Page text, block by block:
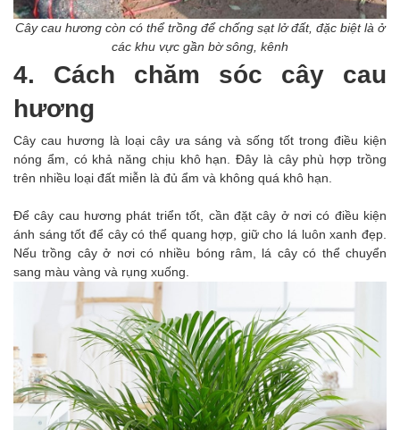
Cây cau hương còn có thể trồng để chống sạt lở đất, đặc biệt là ở
các khu vực gần bờ sông, kênh
4. Cách chăm sóc cây cau
hương
Cây cau hương là loại cây ưa sáng và sống tốt trong điều kiện
nóng ẩm, có khả năng chịu khô hạn. Đây là cây phù hợp trồng
trên nhiều loại đất miễn là đủ ẩm và không quá khô hạn.
Để cây cau hương phát triển tốt, cần đặt cây ở nơi có điều kiện
ánh sáng tốt để cây có thể quang hợp, giữ cho lá luôn xanh đẹp.
Nếu trồng cây ở nơi có nhiều bóng râm, lá cây có thể chuyển
sang màu vàng và rụng xuống.